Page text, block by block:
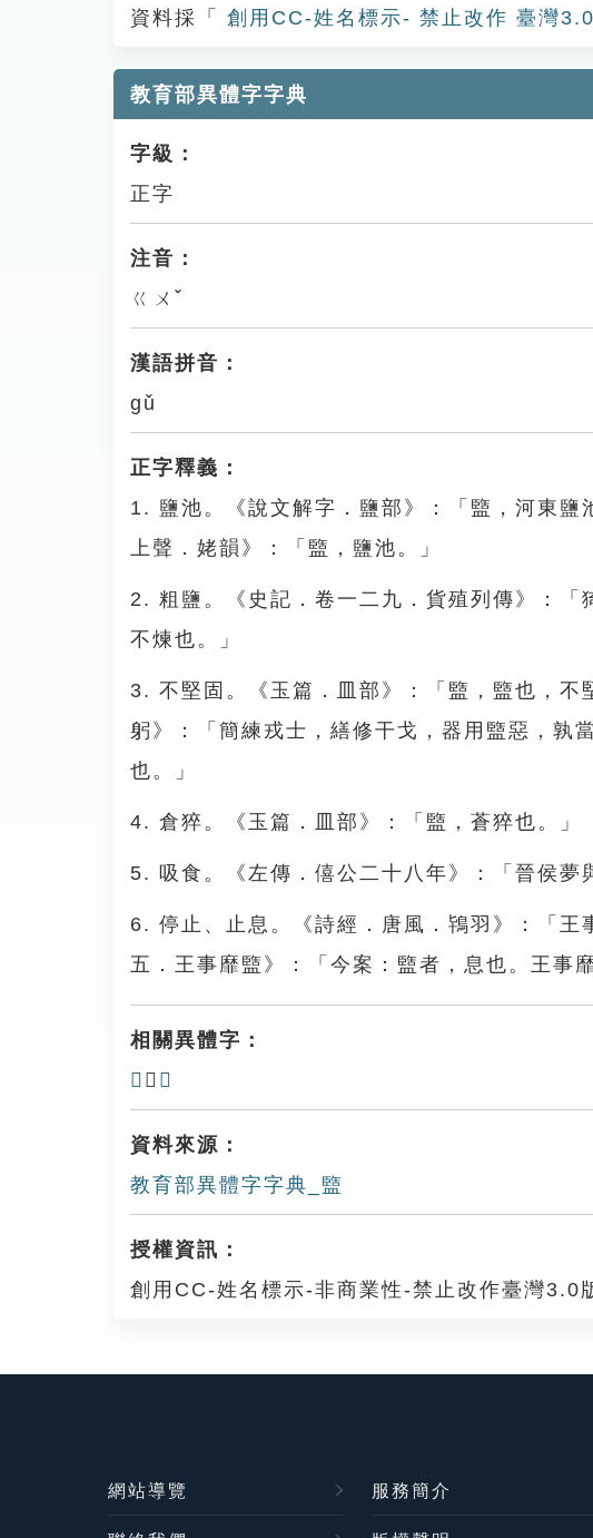
資料採「
創用CC-姓名標示- 禁止改作 臺灣
教育部異體字字典
字級：
正字
注音：
ㄍㄨˇ
漢語拼音：
gǔ
正字釋義：
1. 鹽池。《說文解字．鹽部》：「盬，河東
上聲．姥韻》：「盬，鹽池。」
2. 粗鹽。《史記．卷一二九．貨殖列傳》：
不煉也。」
3. 不堅固。《玉篇．皿部》：「盬，盬也，
躬》：「簡練戎士，繕修干戈，器用盬惡，孰
也。」
4. 倉猝。《玉篇．皿部》：「盬，蒼猝也。」
5. 吸食。《左傳．僖公二十八年》：「晉侯夢
6. 停止、止息。《詩經．唐風．鴇羽》：「
五．王事靡盬》：「今案：盬者，息也。王事
相關異體字：
𪉶 、 𥃉
資料來源：
教育部異體字字典_盬
授權資訊：
創用CC-姓名標示-非商業性-禁止改作臺灣3.0
網站導覽 服務簡介